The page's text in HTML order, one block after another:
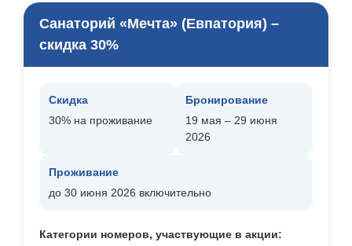
Санаторий «Мечта» (Евпатория) –
скидка 30%
Скидка
30% на проживание
Бронирование
19 мая – 29 июня
2026
Проживание
до 30 июня 2026 включительно
Категории номеров, участвующие в акции: